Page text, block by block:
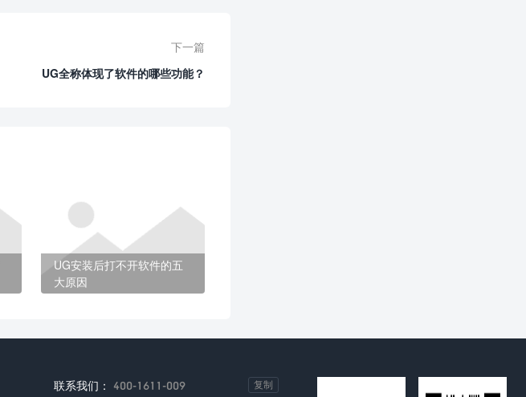
下一篇
UG全称体现了软件的哪些功能？
UG安装后打不开软件的五
大原因
联系我们： 400-1611-009 复制